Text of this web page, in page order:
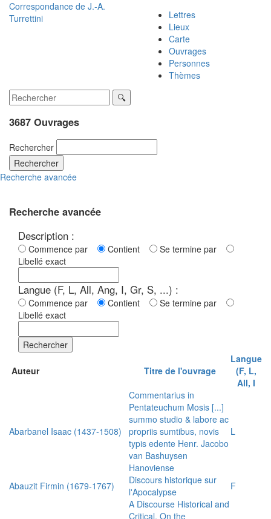
Correspondance de J.-A.
Turrettini
Lettres
Lieux
Carte
Ouvrages
Personnes
Thèmes
3687 Ouvrages
Rechercher
Rechercher
Recherche avancée
Recherche avancée
Description :
Commence par Contient
Se termine par
Libellé exact
Langue (F, L, All, Ang, I, Gr, S, ...) :
Commence par Contient
Se termine par
Libellé exact
Rechercher
Auteur Titre de l'ouvrage
Langue
(F, L,
All, I
Abarbanel Isaac (1437-1508)
Commentarius in
Pentateuchum Mosis [...]
summo studio & labore ac
propriis sumtibus, novis
typis edente Henr. Jacobo
van Bashuysen
Hanoviense
L
Abauzit Firmin (1679-1767)
Discours historique sur
l'Apocalypse
F
A Discourse Historical and
Critical, On the